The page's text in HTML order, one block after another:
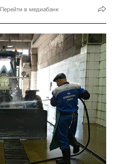
Перейти в медиабанк